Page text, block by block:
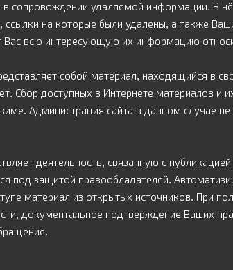
в сопровождении удаляемой информации. В
ссылки на которые были удалены, а также
Вас всю интересующую их информацию
собой материал, находящийся в
Сбор доступных в Интернете материалов и
Администрация сайта в данном случае
деятельность, связанную с
под защитой правообладателей.
материал из открытых источников. При
документальное подтверждение Ваших